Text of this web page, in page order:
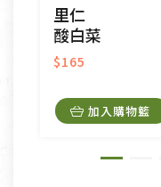
接受原片換新。
衣飾鞋類-如T恤，
美容保養用品、內
內衣褲、襪子、口
外,依據《通訊交易
里仁
酸白菜
$165
加入購物籃